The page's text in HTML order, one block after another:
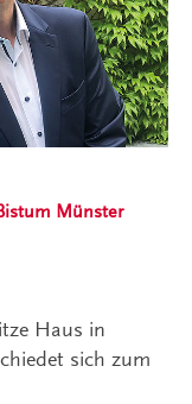
Münster
Haus in
sich zum